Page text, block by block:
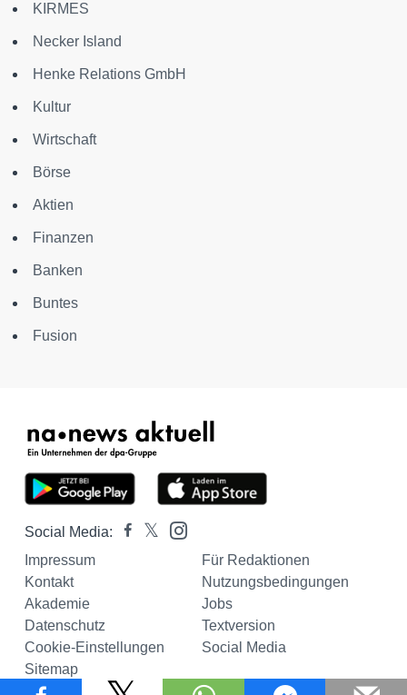
KIRMES
Necker Island
Henke Relations GmbH
Kultur
Wirtschaft
Börse
Aktien
Finanzen
Banken
Buntes
Fusion
Social Media:
Impressum
Für Redaktionen
Kontakt
Nutzungsbedingungen
Akademie
Jobs
Datenschutz
Textversion
Cookie-Einstellungen
Social Media
Sitemap